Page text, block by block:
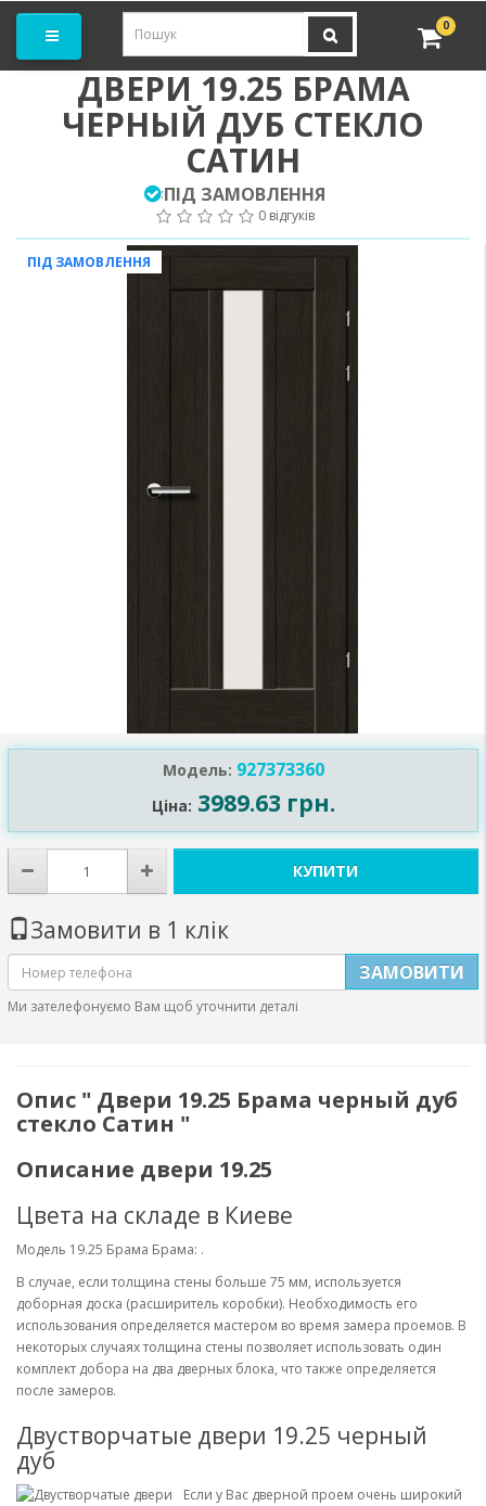
0
ДВЕРИ 19.25 БРАМА
ЧЕРНЫЙ ДУБ СТЕКЛО
САТИН
:ПІД ЗАМОВЛЕННЯ
0 відгуків
ПІД ЗАМОВЛЕННЯ
Модель: 927373360
Ціна: 3989.63 грн.
КУПИТИ
Замовити в 1 клік
ЗАМОВИТИ
Ми зателефонуємо Вам щоб уточнити деталі
Опис " Двери 19.25 Брама черный дуб
стекло Сатин "
Описание двери 19.25
Цвета на складе в Киеве
Модель 19.25 Брама Брама: .
В случае, если толщина стены больше 75 мм, используется
доборная доска (расширитель коробки). Необходимость его
использования определяется мастером во время замера проемов. В
некоторых случаях толщина стены позволяет использовать один
комплект добора на два дверных блока, что также определяется
после замеров.
Двустворчатые двери 19.25 черный
дуб
Если у Вас дверной проем очень широкий